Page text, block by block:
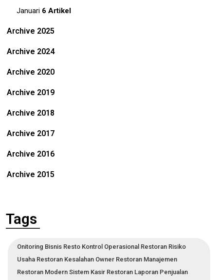
Januari 6 Artikel
Archive 2025
Archive 2024
Archive 2020
Archive 2019
Archive 2018
Archive 2017
Archive 2016
Archive 2015
Tags
Onitoring Bisnis Resto Kontrol Operasional Restoran Risiko
Usaha Restoran Kesalahan Owner Restoran Manajemen
Restoran Modern Sistem Kasir Restoran Laporan Penjualan